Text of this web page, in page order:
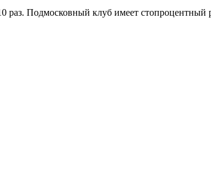
Подмосковный клуб имеет стопроцентный